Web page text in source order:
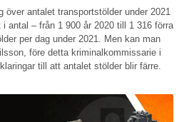
över antalet transportstölder under 2021
antal – från 1 900 år 2020 till 1 316 förra
per dag under 2021. Men kan man
före detta kriminalkommissarie i
till att antalet stölder blir färre.